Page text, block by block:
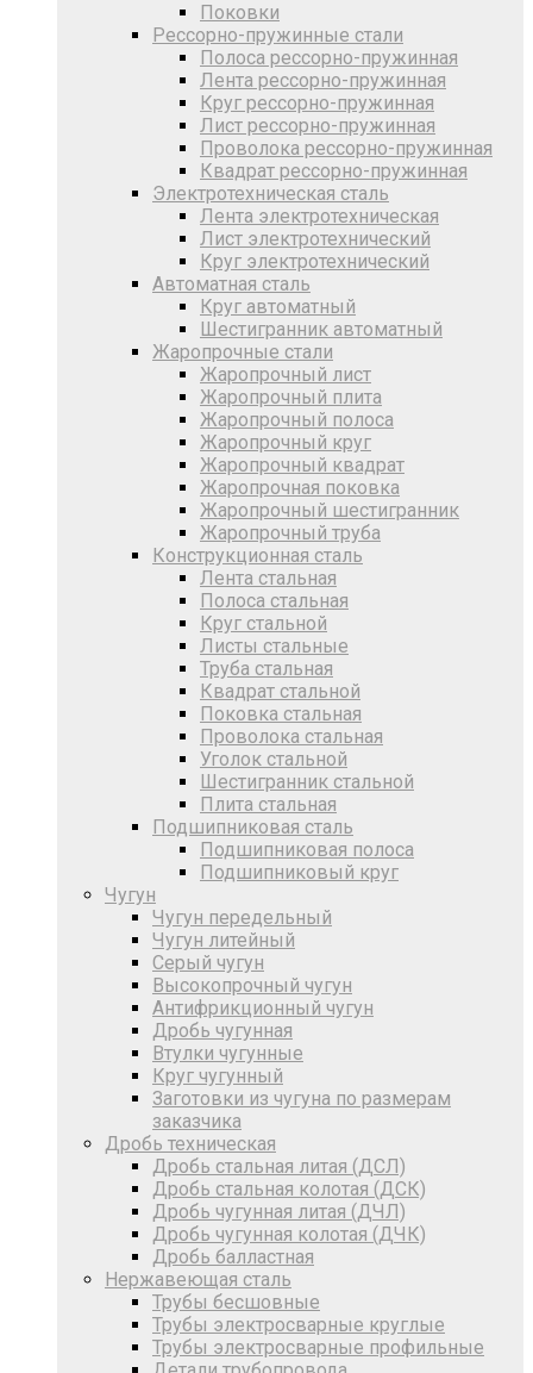
Поковки
Рессорно-пружинные стали
Полоса рессорно-пружинная
Лента рессорно-пружинная
Круг рессорно-пружинная
Лист рессорно-пружинная
Проволока рессорно-пружинная
Квадрат рессорно-пружинная
Электротехническая сталь
Лента электротехническая
Лист электротехнический
Круг электротехнический
Автоматная сталь
Круг автоматный
Шестигранник автоматный
Жаропрочные стали
Жаропрочный лист
Жаропрочный плита
Жаропрочный полоса
Жаропрочный круг
Жаропрочный квадрат
Жаропрочная поковка
Жаропрочный шестигранник
Жаропрочный труба
Конструкционная сталь
Лента стальная
Полоса стальная
Круг стальной
Листы стальные
Труба стальная
Квадрат стальной
Поковка стальная
Проволока стальная
Уголок стальной
Шестигранник стальной
Плита стальная
Подшипниковая сталь
Подшипниковая полоса
Подшипниковый круг
Чугун
Чугун передельный
Чугун литейный
Серый чугун
Высокопрочный чугун
Антифрикционный чугун
Дробь чугунная
Втулки чугунные
Круг чугунный
Заготовки из чугуна по размерам
заказчика
Дробь техническая
Дробь стальная литая (ДСЛ)
Дробь стальная колотая (ДСК)
Дробь чугунная литая (ДЧЛ)
Дробь чугунная колотая (ДЧК)
Дробь балластная
Нержавеющая сталь
Трубы бесшовные
Трубы электросварные круглые
Трубы электросварные профильные